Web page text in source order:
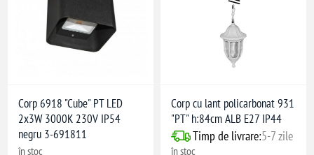
Corp 6918 "Cube" PT LED
2x3W 3000K 230V IP54
negru 3-691811
în stoc
Corp cu lant policarbonat 931
"PT" h:84cm ALB E27 IP44
Timp de livrare:5-7 zile
în stoc